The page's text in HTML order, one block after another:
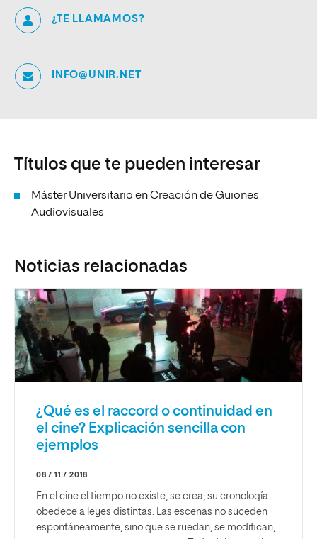
¿TE LLAMAMOS?
INFO@UNIR.NET
Títulos que te pueden interesar
Máster Universitario en Creación de Guiones
Audiovisuales
Noticias relacionadas
¿Qué es el raccord o continuidad en
el cine? Explicación sencilla con
ejemplos
08 / 11 / 2018
En el cine el tiempo no existe, se crea; su cronología
obedece a leyes distintas. Las escenas no suceden
espontáneamente, sino que se ruedan, se modifican,